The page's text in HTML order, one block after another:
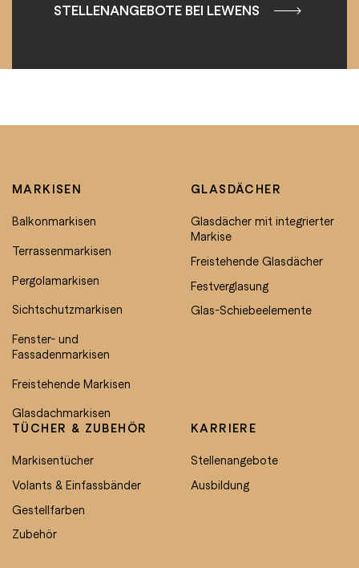
STELLENANGEBOTE BEI LEWENS
MARKISEN
Balkonmarkisen
Terrassenmarkisen
Pergolamarkisen
Sichtschutzmarkisen
Fenster- und
Fassadenmarkisen
Freistehende Markisen
Glasdachmarkisen
GLASDÄCHER
Glasdächer mit integrierter
Markise
Freistehende Glasdächer
Festverglasung
Glas-Schiebeelemente
TÜCHER & ZUBEHÖR
Markisentücher
Volants & Einfassbänder
Gestellfarben
Zubehör
KARRIERE
Stellenangebote
Ausbildung